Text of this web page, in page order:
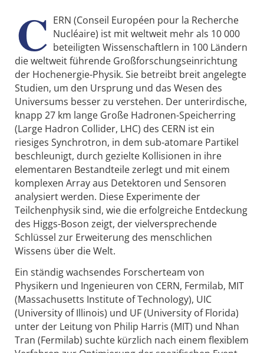
C ERN (Conseil Européen pour la Recherche
Nucléaire) ist mit weltweit mehr als 10 000
beteiligten Wissenschaftlern in 100 Ländern
die weltweit führende Großforschungseinrichtung
der Hochenergie-Physik. Sie betreibt breit angelegte
Studien, um den Ursprung und das Wesen des
Universums besser zu verstehen. Der unterirdische,
knapp 27 km lange Große Hadronen-Speicherring
(Large Hadron Collider, LHC) des CERN ist ein
riesiges Synchrotron, in dem sub-atomare Partikel
beschleunigt, durch gezielte Kollisionen in ihre
elementaren Bestandteile zerlegt und mit einem
komplexen Array aus Detektoren und Sensoren
analysiert werden. Diese Experimente der
Teilchenphysik sind, wie die erfolgreiche Entdeckung
des Higgs-Boson zeigt, der vielversprechende
Schlüssel zur Erweiterung des menschlichen
Wissens über die Welt.
Ein ständig wachsendes Forscherteam von
Physikern und Ingenieuren von CERN, Fermilab, MIT
(Massachusetts Institute of Technology), UIC
(University of Illinois) und UF (University of Florida)
unter der Leitung von Philip Harris (MIT) und Nhan
Tran (Fermilab) suchte kürzlich nach einem flexiblem